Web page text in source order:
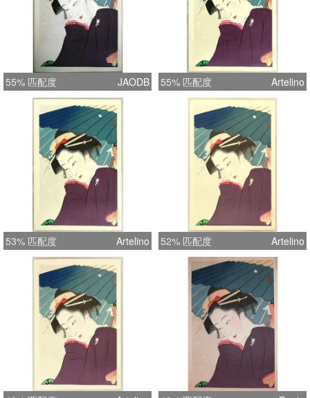
55% 匹配度 JAODB 55% 匹配度 Artelino
53% 匹配度 Artelino 52% 匹配度 Artelino